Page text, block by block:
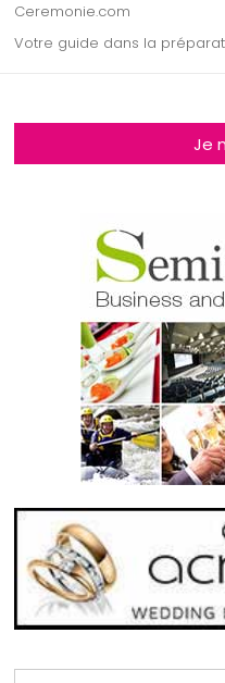
Ceremonie.com
Votre guide dans la
Je